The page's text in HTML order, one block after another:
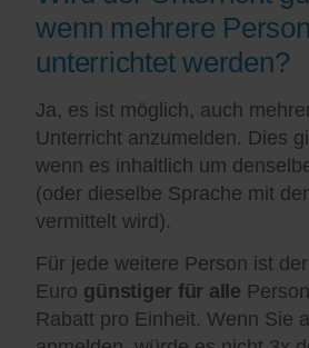
wenn mehrere
unterrichtet werden?
Ja, es ist möglich, auch
Unterricht anzumelden. Dies
wenn es inhaltlich um
(oder dieselbe Sprache mit
vermittelt wird).
Für jede weitere Person ist
Euro günstiger für alle
Rabatt pro Einheit. Wenn Sie